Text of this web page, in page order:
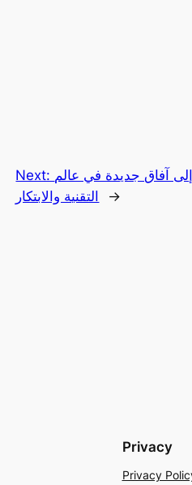
Next: رحلة إلى آفاق جديدة في عالم
التقنية والابتكار
→
Privacy
Privacy